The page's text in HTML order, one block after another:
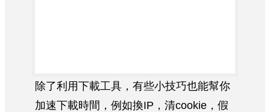
除了利用下載工具，有些小技巧也能幫你
加速下載時間，例如換IP，清cookie，假